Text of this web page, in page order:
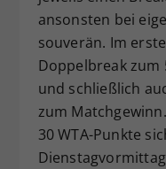
ansonsten bei
souverän. Im
Doppelbreak zum
und schließlich
zum
30 WTA-Punkte